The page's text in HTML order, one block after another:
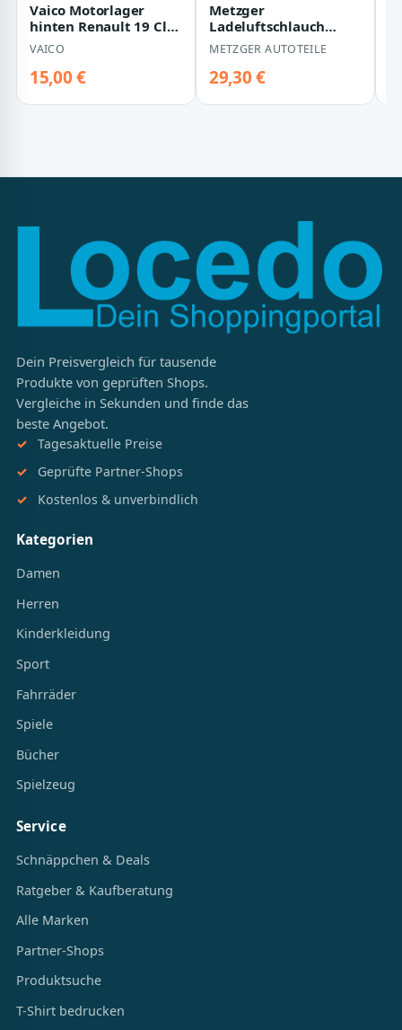
Vaico Motorlager
hinten Renault 19 Clio
Kangoo
VAICO
15,00 €
Metzger
Ladeluftschlauch
unten Dacia Dokker
Duster Lodgy Renault
Captu…
METZGER AUTOTEILE
29,30 €
Dein Preisvergleich für tausende
Produkte von geprüften Shops.
Vergleiche in Sekunden und finde das
beste Angebot.
Tagesaktuelle Preise
Geprüfte Partner-Shops
Kostenlos & unverbindlich
Kategorien
Damen
Herren
Kinderkleidung
Sport
Fahrräder
Spiele
Bücher
Spielzeug
Service
Schnäppchen & Deals
Ratgeber & Kaufberatung
Alle Marken
Partner-Shops
Produktsuche
T-Shirt bedrucken